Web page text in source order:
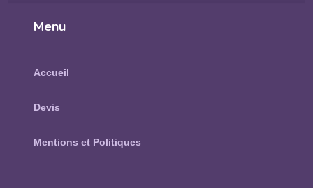
Menu
Accueil
Devis
Mentions et Politiques